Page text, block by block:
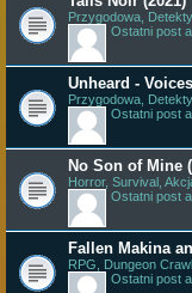
Przygodowa,
Ostatni post
Unheard -
Przygodowa,
Ostatni post
No Son of Mine
Horror, Survival,
Ostatni post
Fallen Makina
RPG, Dungeon
Ostatni post